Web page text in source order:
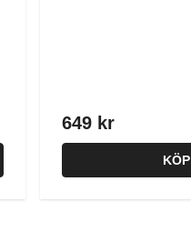
649 kr
KÖP